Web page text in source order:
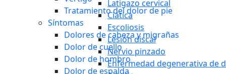
Tratamiento del dolor de pie
Síntomas
Dolores de cabeza y migrañas
Dolor de cuello
Dolor de hombro
Dolor de espalda
Latigazo cervical
Ciática
Escoliosis
Lesión discal
Nervio pinzado
Enfermedad degenerativa de